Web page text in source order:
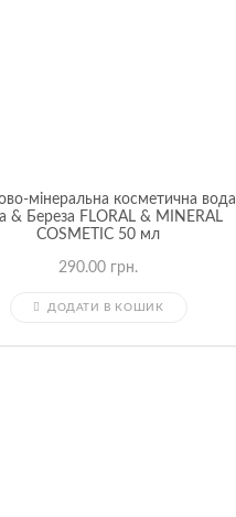
мінеральна косметична вода
& Береза FLORAL & MINERAL
COSMETIC 50 мл
290.00 грн.
ДОДАТИ В КОШИК